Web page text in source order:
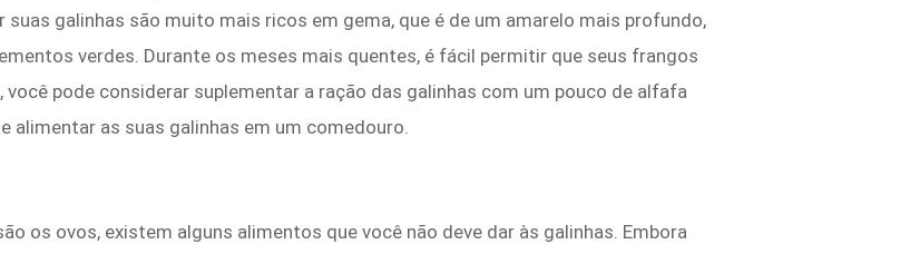
galinhas são muito mais ricos em gema, que é de um amarelo mais profundo,
verdes. Durante os meses mais quentes, é fácil permitir que seus frangos
pode considerar suplementar a ração das galinhas com um pouco de alfafa
alimentar as suas galinhas em um comedouro.
os ovos, existem alguns alimentos que você não deve dar às galinhas. Embora